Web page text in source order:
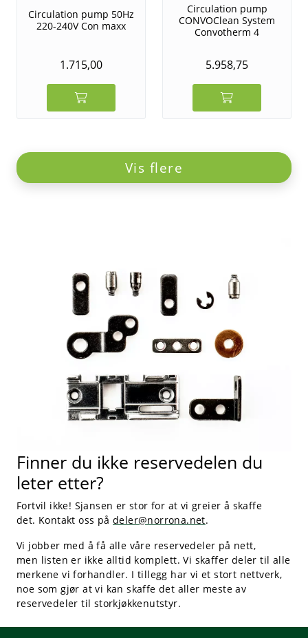
Circulation pump 50Hz
220-240V Con maxx
1.715,00
Circulation pump
CONVOClean System
Convotherm 4
5.958,75
Vis flere
Finner du ikke reservedelen du
leter etter?
Fortvil ikke! Sjansen er stor for at vi greier å skaffe
det. Kontakt oss på deler@norrona.net.
Vi jobber med å få alle våre reservedeler på nett,
men listen er ikke alltid komplett. Vi skaffer deler til alle
merkene vi forhandler. I tillegg har vi et stort nettverk,
noe som gjør at vi kan skaffe det aller meste av
reservedeler til storkjøkkenutstyr.